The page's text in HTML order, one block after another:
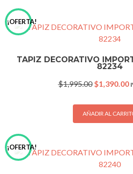
¡OFERTA!
TAPIZ DECORATIVO
82234
$1,995.00 Original
was:
$1,995.00.
$1,390.00
AÑADIR AL
¡OFERTA!